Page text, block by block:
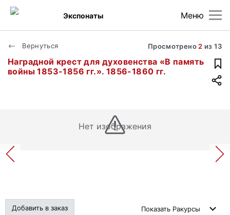
Меню
Экспонаты
Вернуться Просмотрено 2 из13
Наградной крест для духовенства «В память
войны 1853-1856 гг.». 1856-1860 гг.
Нет изображения
Добавить в заказ Показать Ракурсы